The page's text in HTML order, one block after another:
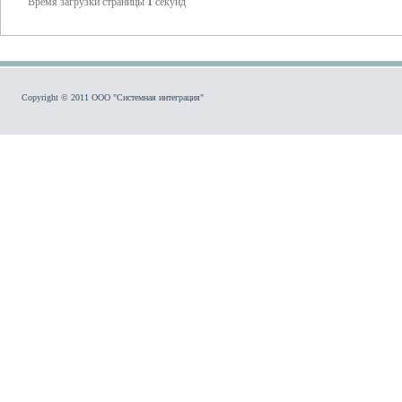
Copyright © 2011 ООО "Системная интеграция"